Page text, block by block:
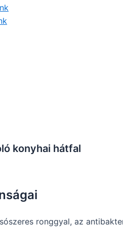
konyhai hátfal
ronggyal, az